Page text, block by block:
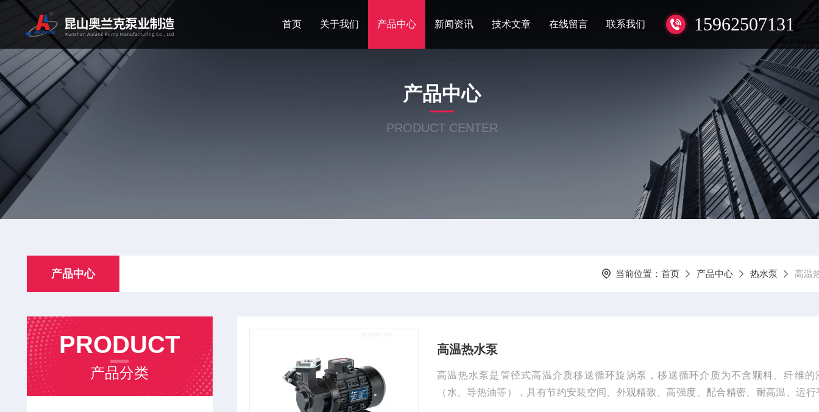
15962507131
首页 关于我们 产品中心 新闻资讯 技术文章 在线留言 联系我们
产品中心
PRODUCT CENTER
产品中心 当前位置： 首页 产品中心 热水泵 高温
PRODUCT
产品分类
高温热水泵
高温热水泵是管径式高温介质移送循环旋涡泵，移送循环介质为不含颗料、纤维的
（水、导热油等），具有节约安装空间、外观精致、高强度、配合精密、耐高温、运行